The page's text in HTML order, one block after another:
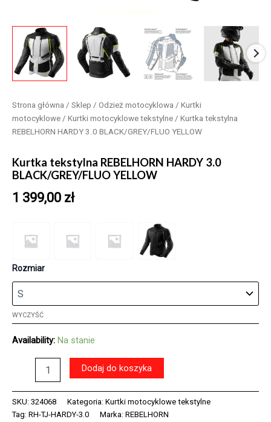
Strona główna / Sklep / Odzież motocyklowa / Kurtki
motocyklowe / Kurtki motocyklowe tekstylne / Kurtka tekstylna
REBELHORN HARDY 3.0 BLACK/GREY/FLUO YELLOW
Kurtka tekstylna REBELHORN HARDY 3.0
BLACK/GREY/FLUO YELLOW
1 399,00 zł
Rozmiar
WYCZYŚĆ
Availability: Na stanie
REBELHORN
HARDY
Dodaj do koszyka
SKU: 324068 Kategoria: Kurtki motocyklowe tekstylne
Tag: RH-TJ-HARDY-3.0 Marka: REBELHORN